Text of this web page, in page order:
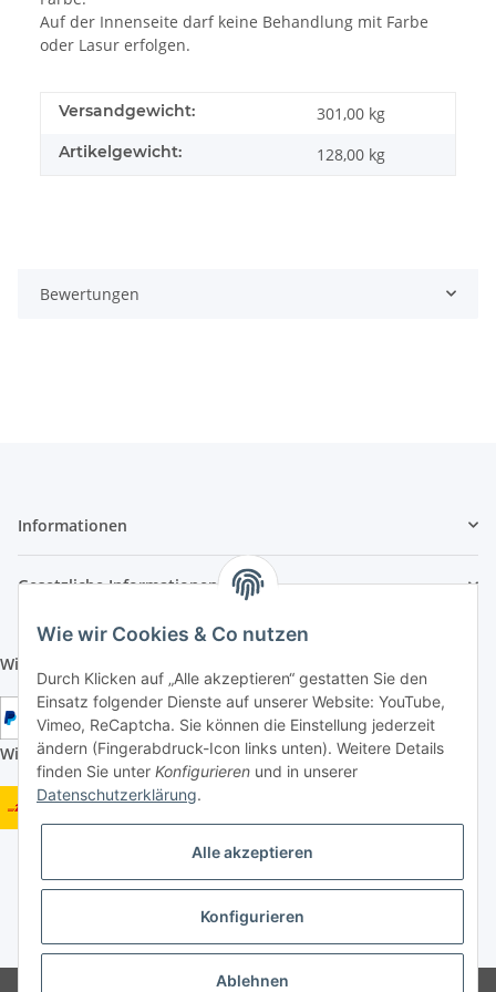
Auf der Innenseite darf keine Behandlung mit Farbe
oder Lasur erfolgen.
Versandgewicht: 301,00 kg
Artikelgewicht: 128,00 kg
Bewertungen
Informationen
Gesetzliche Informationen
Wir aktzeptieren folgende Zahlungsarten:
Wir versenden mit folgenden Versandarten:
* Alle Preise inkl. gesetzlicher USt., zzgl.
Wie wir Cookies & Co nutzen
Durch Klicken auf „Alle akzeptieren“ gestatten Sie den
Einsatz folgender Dienste auf unserer Website: YouTube,
Vimeo, ReCaptcha. Sie können die Einstellung jederzeit
ändern (Fingerabdruck-Icon links unten). Weitere Details
finden Sie unter Konfigurieren und in unserer
Datenschutzerklärung.
Alle akzeptieren
Konfigurieren
Ablehnen